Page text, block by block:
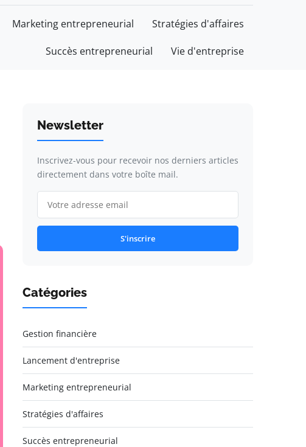
Marketing entrepreneurial Stratégies d'affaires
Succès entrepreneurial Vie d'entreprise
Newsletter
Inscrivez-vous pour recevoir nos derniers articles
directement dans votre boîte mail.
S'inscrire
Catégories
Gestion financière
Lancement d'entreprise
Marketing entrepreneurial
Stratégies d'affaires
Succès entrepreneurial